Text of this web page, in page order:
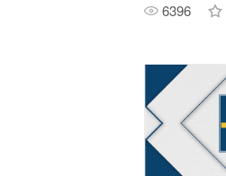
6396